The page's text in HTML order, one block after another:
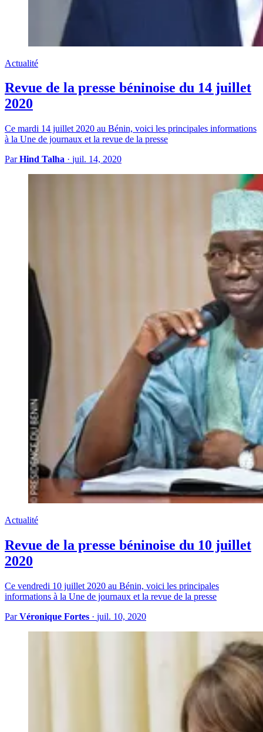
Actualité
Revue de la presse béninoise du 14 juillet
2020
Ce mardi 14 juillet 2020 au Bénin, voici les principales informations
à la Une de journaux et la revue de la presse
ParHind Talha · juil. 14, 2020
Actualité
Revue de la presse béninoise du 10 juillet
2020
Ce vendredi 10 juillet 2020 au Bénin, voici les principales
informations à la Une de journaux et la revue de la presse
ParVéronique Fortes · juil. 10, 2020